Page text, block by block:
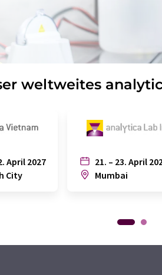
weltweites
April 2027
City
21. – 23. April
Mumbai